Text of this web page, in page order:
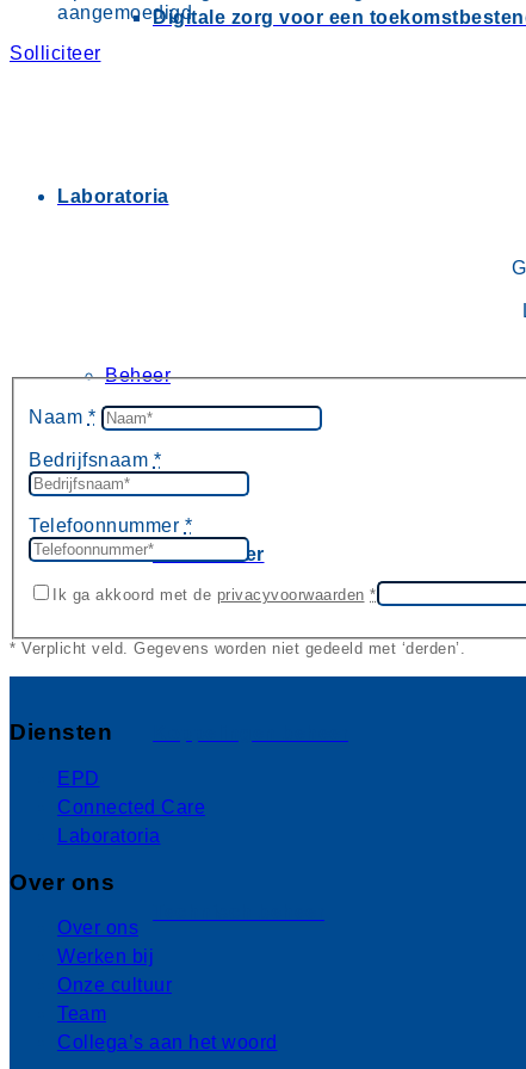
Digitale zorg voor een
Laboratoria
Beheer
24/7 beheer
aangemoedigd
Solliciteer
Naam *
Bedrijfsnaam *
Telefoonnummer *
Ik ga akkoord met de privacyvoorwaarden *
* Verplicht veld. Gegevens worden niet gedeeld met ‘derden’.
Diensten
EPD
Connected Care
Laboratoria
Over ons
Over ons
Werken bij
Onze cultuur
Team
Collega’s aan het woord